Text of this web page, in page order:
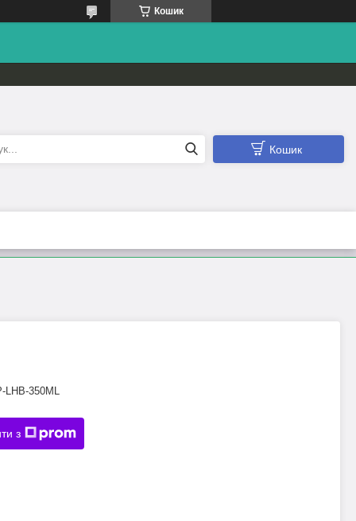
Кошик
Кошик
LHB-350ML
з